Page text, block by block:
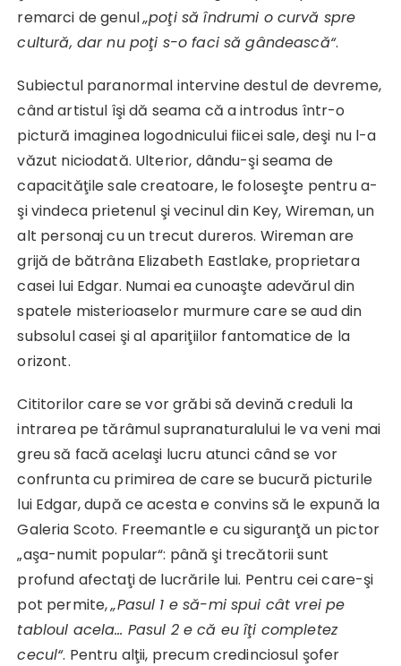
remarci de genul„poţi să îndrumi o curvă spre
cultură, dar nu poţi s-o faci să gândească“.
Subiectul paranormal intervine destul de devreme,
când artistul îşi dă seama că a introdus într-o
pictură imaginea logodnicului fiicei sale, deşi nu l-a
văzut niciodată. Ulterior, dându-şi seama de
capacităţile sale creatoare, le foloseşte pentru a-
şi vindeca prietenul şi vecinul din Key, Wireman, un
alt personaj cu un trecut dureros. Wireman are
grijă de bătrâna Elizabeth Eastlake, proprietara
casei lui Edgar. Numai ea cunoaşte adevărul din
spatele misterioaselor murmure care se aud din
subsolul casei şi al apariţiilor fantomatice de la
orizont.
Cititorilor care se vor grăbi să devină creduli la
intrarea pe tărâmul supranaturalului le va veni mai
greu să facă acelaşi lucru atunci când se vor
confrunta cu primirea de care se bucură picturile
lui Edgar, după ce acesta e convins să le expună la
Galeria Scoto. Freemantle e cu siguranţă un pictor
„aşa-numit popular“: până şi trecătorii sunt
profund afectaţi de lucrările lui. Pentru cei care-şi
pot permite,„Pasul 1 e să-mi spui cât vrei pe
tabloul acela… Pasul 2 e că eu îţi completez
cecul“. Pentru alţii, precum credinciosul şofer